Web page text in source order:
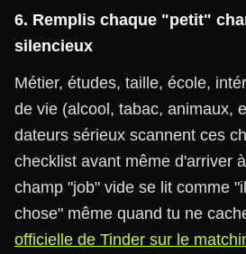
6. Remplis chaque "petit"
silencieux
Métier, études, taille, école,
de vie (alcool, tabac, animaux,
dateurs sérieux scannent ces
checklist avant même d'arriver
champ "job" vide se lit comme
chose" même quand tu ne
officielle de Tinder sur le